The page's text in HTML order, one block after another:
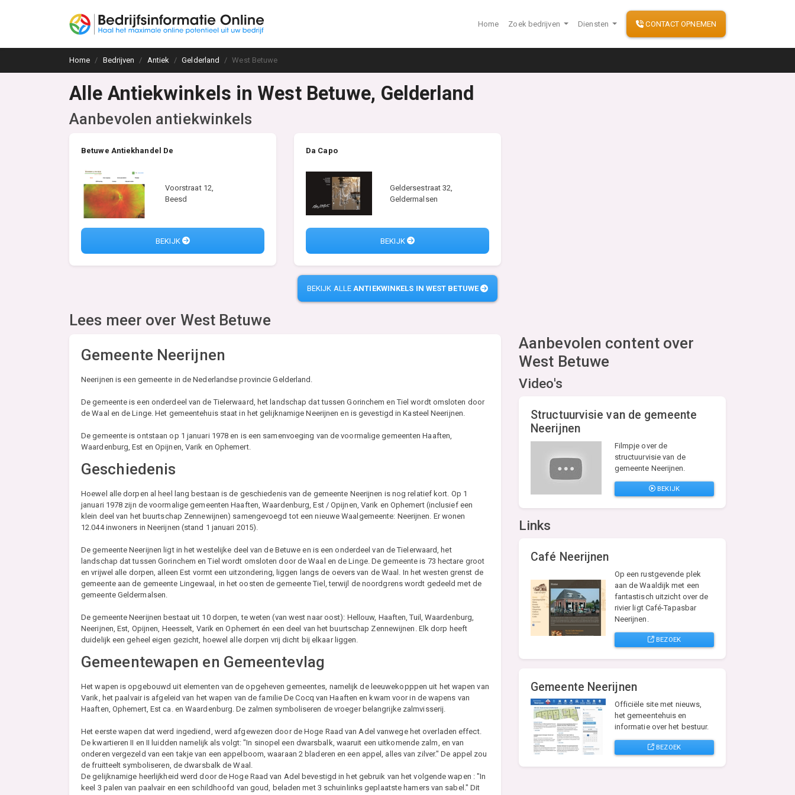
Home Zoek bedrijven Diensten CONTACT OPNEMEN
Home Bedrijven Antiek Gelderland West Betuwe
Alle Antiekwinkels in West Betuwe, Gelderland
Aanbevolen antiekwinkels
Betuwe Antiekhandel De
Voorstraat 12,
Beesd
BEKIJK
Da Capo
Geldersestraat 32,
Geldermalsen
BEKIJK
BEKIJK ALLEANTIEKWINKELS IN WEST BETUWE
Lees meer over West Betuwe
Gemeente Neerijnen
Neerijnen is een gemeente in de Nederlandse provincie Gelderland.
De gemeente is een onderdeel van de Tielerwaard, het landschap dat tussen Gorinchem en Tiel wordt omsloten door
de Waal en de Linge. Het gemeentehuis staat in het gelijknamige Neerijnen en is gevestigd in Kasteel Neerijnen.
De gemeente is ontstaan op 1 januari 1978 en is een samenvoeging van de voormalige gemeenten Haaften,
Waardenburg, Est en Opijnen, Varik en Ophemert.
Geschiedenis
Hoewel alle dorpen al heel lang bestaan is de geschiedenis van de gemeente Neerijnen is nog relatief kort. Op 1
januari 1978 zijn de voormalige gemeenten Haaften, Waardenburg, Est / Opijnen, Varik en Ophemert (inclusief een
klein deel van het buurtschap Zennewijnen) samengevoegd tot een nieuwe Waalgemeente: Neerijnen. Er wonen
12.044 inwoners in Neerijnen (stand 1 januari 2015).
De gemeente Neerijnen ligt in het westelijke deel van de Betuwe en is een onderdeel van de Tielerwaard, het
landschap dat tussen Gorinchem en Tiel wordt omsloten door de Waal en de Linge. De gemeente is 73 hectare groot
en vrijwel alle dorpen, alleen Est vormt een uitzondering, liggen langs de oevers van de Waal. In het westen grenst de
gemeente aan de gemeente Lingewaal, in het oosten de gemeente Tiel, terwijl de noordgrens wordt gedeeld met de
gemeente Geldermalsen.
De gemeente Neerijnen bestaat uit 10 dorpen, te weten (van west naar oost): Hellouw, Haaften, Tuil, Waardenburg,
Neerijnen, Est, Opijnen, Heesselt, Varik en Ophemert én een deel van het buurtschap Zennewijnen. Elk dorp heeft
duidelijk een geheel eigen gezicht, hoewel alle dorpen vrij dicht bij elkaar liggen.
Gemeentewapen en Gemeentevlag
Het wapen is opgebouwd uit elementen van de opgeheven gemeentes, namelijk de leeuwekopppen uit het wapen van
Varik, het paalvair is afgeleid van het wapen van de familie De Cocq van Haaften en kwam voor in de wapens van
Haaften, Ophemert, Est ca. en Waardenburg. De zalmen symboliseren de vroeger belangrijke zalmvisserij.
Het eerste wapen dat werd ingediend, werd afgewezen door de Hoge Raad van Adel vanwege het overladen effect.
De kwartieren II en II luidden namelijk als volgt: "In sinopel een dwarsbalk, waaruit een uitkomende zalm, en van
onderen vergezeld van een takje van een appelboom, waaraan 2 bladeren en een appel, alles van zilver." De appel zou
de fruitteelt symboliseren, de dwarsbalk de Waal.
De gelijknamige heerlijkheid werd door de Hoge Raad van Adel bevestigd in het gebruik van het volgende wapen : "In
keel 3 palen van paalvair en een schildhoofd van goud, beladen met 3 schuinlinks geplaatste hamers van sabel." Dit
Aanbevolen content over
West Betuwe
Video's
Structuurvisie van de gemeente
Neerijnen
Filmpje over de
structuurvisie van de
gemeente Neerijnen.
BEKIJK
Links
Café Neerijnen
Op een rustgevende plek
aan de Waaldijk met een
fantastisch uitzicht over de
rivier ligt Café-Tapasbar
Neerijnen.
BEZOEK
Gemeente Neerijnen
Officiële site met nieuws,
het gemeentehuis en
informatie over het bestuur.
BEZOEK